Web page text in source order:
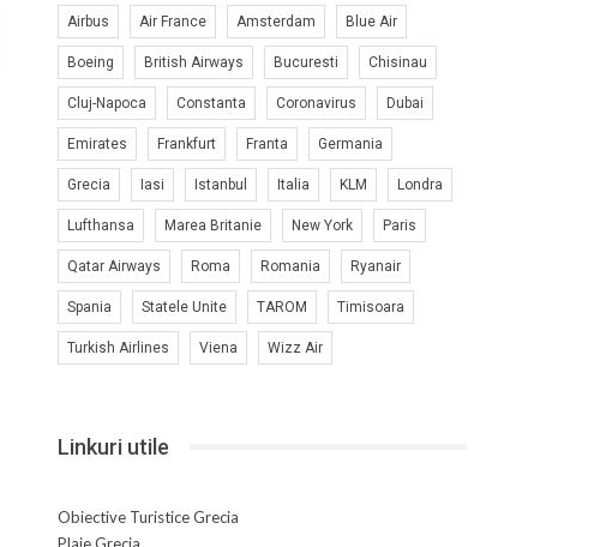
Airbus Air France Amsterdam Blue Air
Boeing British Airways Bucuresti Chisinau
Cluj-Napoca Constanta Coronavirus Dubai
Emirates Frankfurt Franta Germania
Grecia Iasi Istanbul Italia KLM Londra
Lufthansa Marea Britanie New York Paris
Qatar Airways Roma Romania Ryanair
Spania Statele Unite TAROM Timisoara
Turkish Airlines Viena Wizz Air
Linkuri utile
Obiective Turistice Grecia
Plaje Grecia